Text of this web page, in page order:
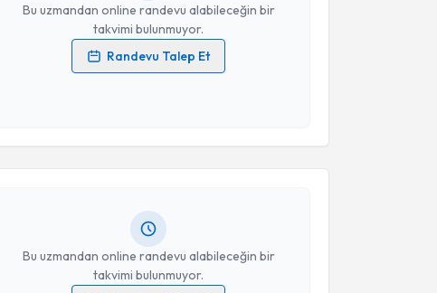
Bu uzmandan online randevu alabileceğin bir
takvimi bulunmuyor.
Randevu Talep Et
Kişisel verilerimin işlenmesine ilişkinAydınlatma Metni
Takvim Talebini Gönder
Bu uzmandan online randevu alabileceğin bir
takvimi bulunmuyor.